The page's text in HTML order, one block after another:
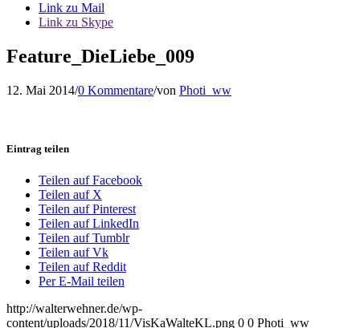
Link zu Mail
Link zu Skype
Feature_DieLiebe_009
12. Mai 2014/0 Kommentare/von Photi_ww
Eintrag teilen
Teilen auf Facebook
Teilen auf X
Teilen auf Pinterest
Teilen auf LinkedIn
Teilen auf Tumblr
Teilen auf Vk
Teilen auf Reddit
Per E-Mail teilen
http://walterwehner.de/wp-
content/uploads/2018/11/VisKaWalteKL.png 0 0 Photi_ww